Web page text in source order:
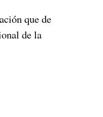
que de
de la